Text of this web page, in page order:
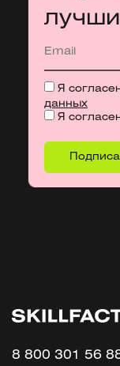
Я
данных
Я
8 800 301 56